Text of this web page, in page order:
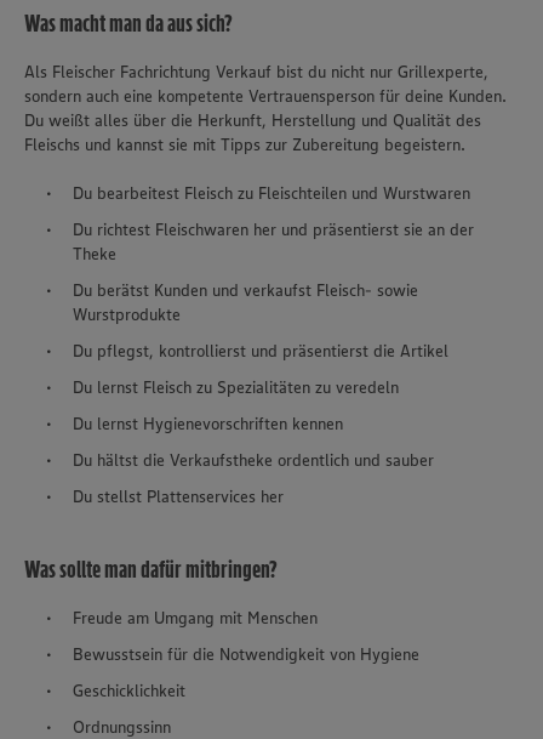
Was macht man da aus sich?
Als Fleischer Fachrichtung Verkauf bist du nicht nur Grillexperte,
sondern auch eine kompetente Vertrauensperson für deine Kunden.
Du weißt alles über die Herkunft, Herstellung und Qualität des
Fleischs und kannst sie mit Tipps zur Zubereitung begeistern.
Du bearbeitest Fleisch zu Fleischteilen und Wurstwaren
Du richtest Fleischwaren her und präsentierst sie an der
Theke
Du berätst Kunden und verkaufst Fleisch- sowie
Wurstprodukte
Du pflegst, kontrollierst und präsentierst die Artikel
Du lernst Fleisch zu Spezialitäten zu veredeln
Du lernst Hygienevorschriften kennen
Du hältst die Verkaufstheke ordentlich und sauber
Du stellst Plattenservices her
Was sollte man dafür mitbringen?
Freude am Umgang mit Menschen
Bewusstsein für die Notwendigkeit von Hygiene
Geschicklichkeit
Ordnungssinn